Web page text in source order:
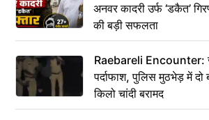
अनवर कादरी उर्फ ‘डकैत’
की बड़ी सफलता
Raebareli Encounter:
पर्दाफाश, पुलिस मुठभेड़ में
किलो चांदी बरामद